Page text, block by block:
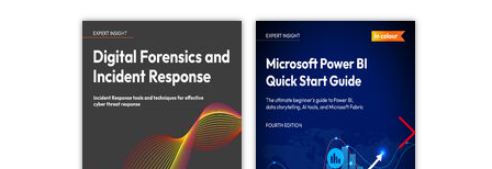
14. Continuous Action Space
15. Trust Regions
16. Black-Box Optimization in RL
17. Beyond Model-Free
18. AlphaGo Zero